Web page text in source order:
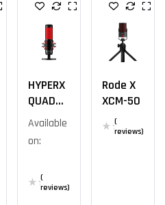
HYPERX
QUADCA
ST
LONE /
Available
on:
(
reviews)
Rode X
XCM-50
(
reviews)